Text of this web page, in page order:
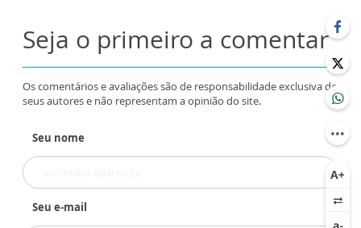
Seja o primeiro a comentar
Os comentários e avaliações são de responsabilidade exclusiva de
seus autores e não representam a opinião do site.
Seu nome
Seu e-mail